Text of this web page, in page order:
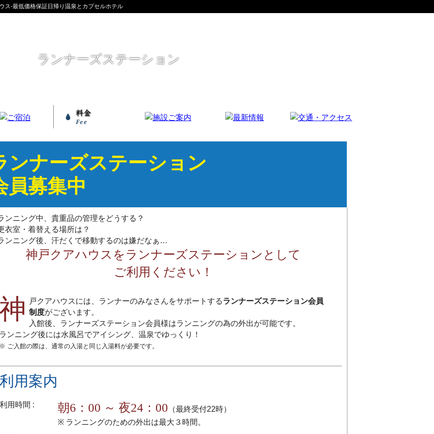
ス-最低価格保証日帰り温泉とカプセルホテル
ランナーズステーション
ンナーズステーション
員募集中
ンニング中、貴重品の管理をどうする？
衣室・着替える場所は？
ンニング後、汗だくで移動するのは嫌だなぁ…
神戸クアハウスをランナーズステーションとして
ご利用ください！
戸クアハウスには、ランナーのみなさんをサポートするランナーズステーション会員
制度がございます。
入館後、ランナーズステーション会員様はランニングの為の外出が可能です。
ランニング後には水風呂でアイシング、温泉でゆっくり！
※ ご入館の際は、通常の入湯と同じ入湯料が必要です。
用案内
用時間 : 朝6：00 ～ 夜24：00 （最終受付22時）
※ ランニングのための外出は最大３時間。